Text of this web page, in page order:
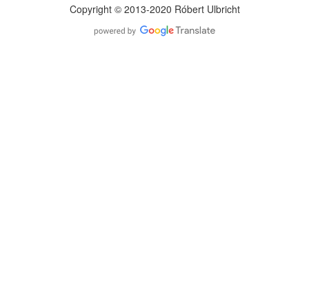
Copyright © 2013-2020 Róbert Ulbricht